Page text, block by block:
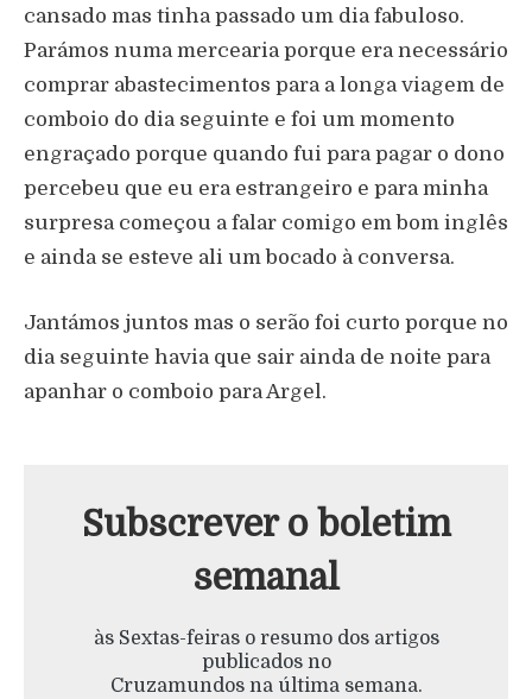
cansado mas tinha passado um dia fabuloso.
Parámos numa mercearia porque era necessário
comprar abastecimentos para a longa viagem de
comboio do dia seguinte e foi um momento
engraçado porque quando fui para pagar o dono
percebeu que eu era estrangeiro e para minha
surpresa começou a falar comigo em bom inglês
e ainda se esteve ali um bocado à conversa.
Jantámos juntos mas o serão foi curto porque no
dia seguinte havia que sair ainda de noite para
apanhar o comboio para Argel.
Subscrever o boletim
semanal
às Sextas-feiras o resumo dos artigos
publicados no
Cruzamundos na última semana.